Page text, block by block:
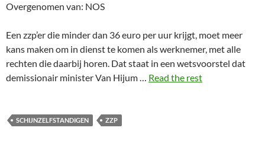
Overgenomen van: NOS
Een zzp’er die minder dan 36 euro per uur krijgt, moet meer
kans maken om in dienst te komen als werknemer, met alle
rechten die daarbij horen. Dat staat in een wetsvoorstel dat
demissionair minister Van Hijum … Read the rest
SCHIJNZELFSTANDIGEN ZZP